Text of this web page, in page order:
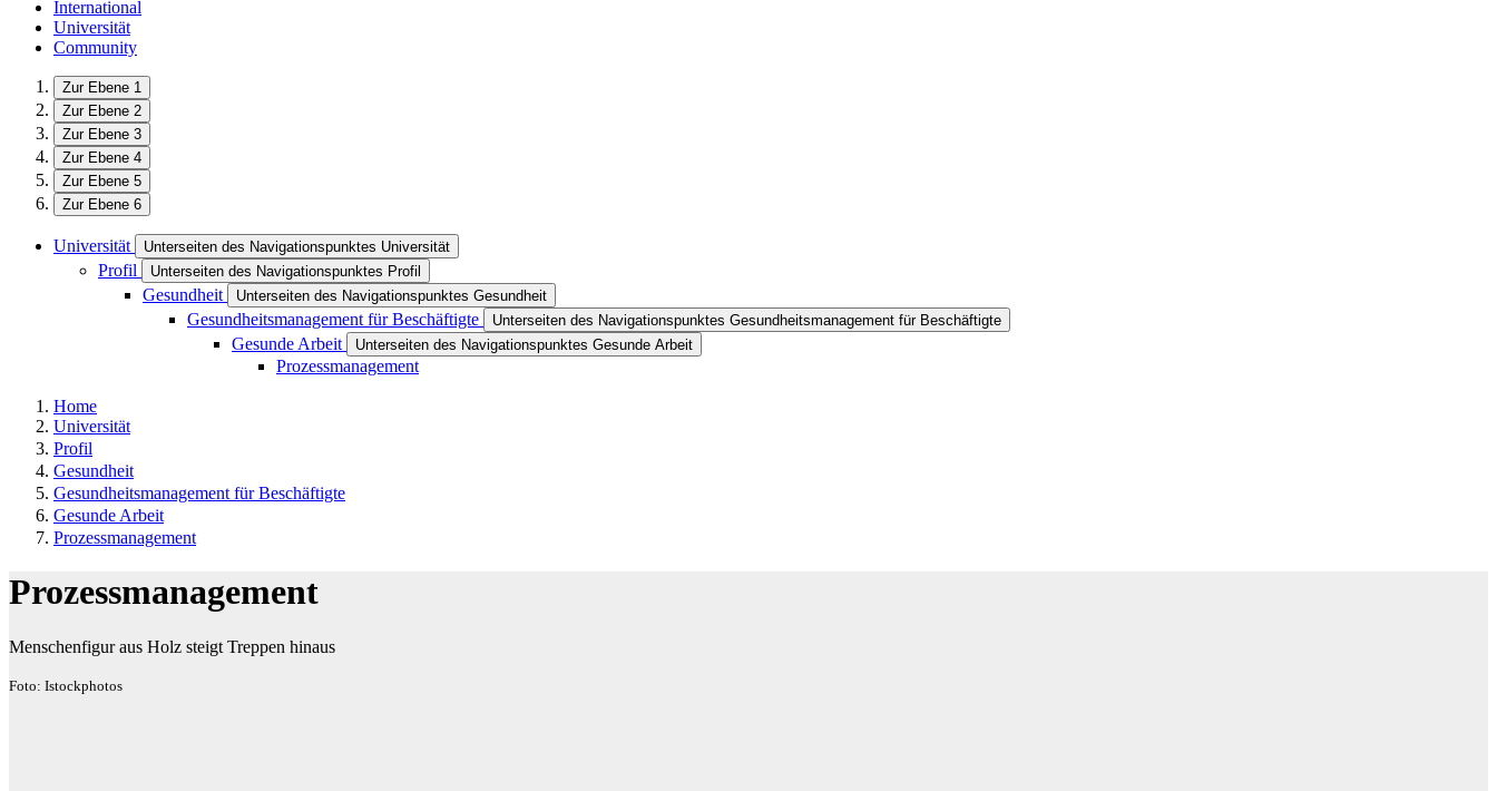
International
Universität
Community
Zur Ebene 1
Zur Ebene 2
Zur Ebene 3
Zur Ebene 4
Zur Ebene 5
Zur Ebene 6
Universität Unterseiten des Navigationspunktes Universität
Profil Unterseiten des Navigationspunktes Profil
Gesundheit Unterseiten des Navigationspunktes Gesundheit
Gesundheitsmanagement für Beschäftigte Unterseiten des Navigationspunktes Gesundheitsmanagement für Beschäftigte
Gesunde Arbeit Unterseiten des Navigationspunktes Gesunde Arbeit
Prozessmanagement
Home
Universität
Profil
Gesundheit
Gesundheitsmanagement für Beschäftigte
Gesunde Arbeit
Prozessmanagement
Prozessmanagement
Menschenfigur aus Holz steigt Treppen hinaus
Foto: Istockphotos